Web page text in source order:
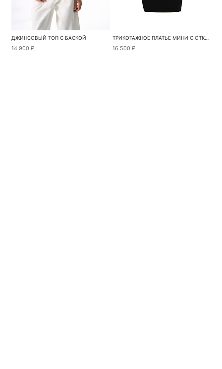
ДЖИНСОВЫЙ ТОП С БАСКОЙ
14 900 ₽
ТРИКОТАЖНОЕ ПЛАТЬЕ МИНИ С ОТКРЫТЫМИ ПЛЕЧАМИ
16 500 ₽